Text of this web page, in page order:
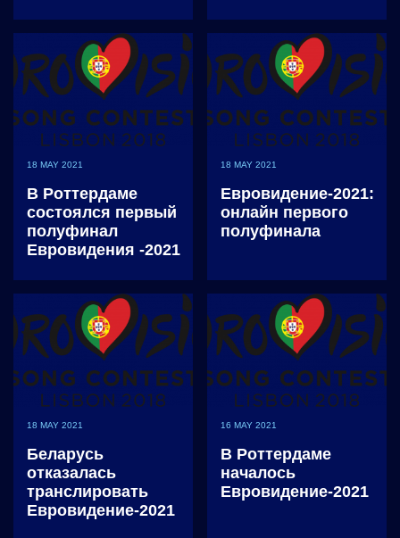
18 MAY 2021
В Роттердаме
состоялся первый
полуфинал
Евровидения -2021
18 MAY 2021
Евровидение-2021:
онлайн первого
полуфинала
18 MAY 2021
Беларусь
отказалась
транслировать
Евровидение-2021
16 MAY 2021
В Роттердаме
началось
Евровидение-2021